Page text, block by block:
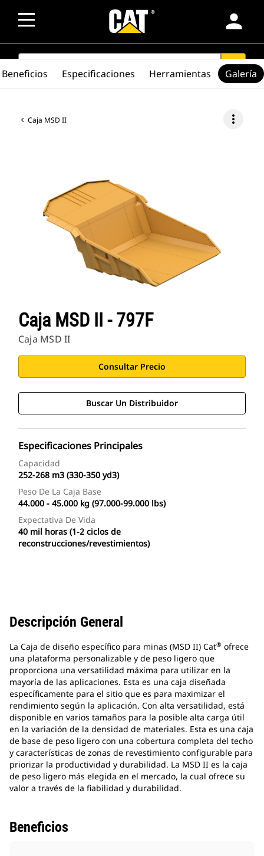
person
SEARCH search
Caja MSD II more_vert
Caja MSD II - 797F
Caja MSD II
Consultar Precio
Buscar Un Distribuidor
Especificaciones Principales
Capacidad
252-268 m3 (330-350 yd3)
Peso De La Caja Base
44.000 - 45.000 kg (97.000-99.000 lbs)
Expectativa De Vida
40 mil horas (1-2 ciclos de
reconstrucciones/revestimientos)
Beneficios Especificaciones Herramientas Galería
Descripción General
La Caja de diseño específico para minas (MSD II) Cat® ofrece
una plataforma personalizable y de peso ligero que
proporciona una versatilidad máxima para utilizar en la
mayoría de las aplicaciones. Esta es una caja diseñada
específicamente para el sitio que es para maximizar el
rendimiento según la aplicación. Con alta versatilidad, está
disponible en varios tamaños para la posible alta carga útil
en la variación de la densidad de materiales. Esta es una caja
de base de peso ligero con una cobertura completa del techo
y características de zonas de revestimiento configurable para
priorizar la productividad y durabilidad. La MSD II es la caja
de peso ligero más elegida en el mercado, la cual ofrece su
valor a través de la fiabilidad y durabilidad.
Beneficios